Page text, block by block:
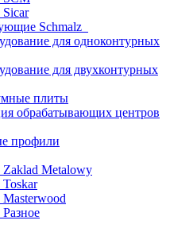
Sicar
Schmalz
для одноконтурных
для двухконтурных
плиты
обрабатывающих центров
профили
Zaklad Metalowy
Toskar
Masterwood
Разное